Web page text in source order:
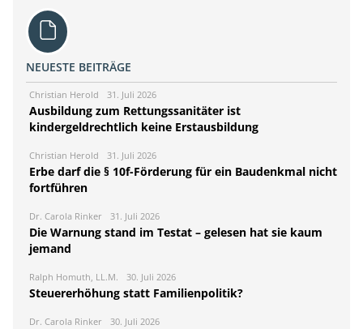
NEUESTE BEITRÄGE
Christian Herold 31. Juli 2026
Ausbildung zum Rettungssanitäter ist
kindergeldrechtlich keine Erstausbildung
Christian Herold 31. Juli 2026
Erbe darf die § 10f-Förderung für ein Baudenkmal nicht
fortführen
Dr. Carola Rinker 31. Juli 2026
Die Warnung stand im Testat – gelesen hat sie kaum
jemand
Ralph Homuth, LL.M. 30. Juli 2026
Steuererhöhung statt Familienpolitik?
Dr. Carola Rinker 30. Juli 2026